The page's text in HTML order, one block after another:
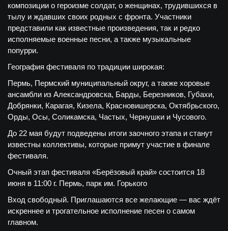
композиции о героизме солдат, о женщинах, трудившихся в
тылу и ждавших своих родных с фронта. Участники
представили как известные произведения, так и редко
исполняемые военные песни, а также музыкальные
попурри.
География фестиваля по традиции широкая:
Пермь, Пермский муниципальный округ, а также хоровые
ансамбли из Александровска, Барды, Березников, Губахи,
Добрянки, Карагая, Кизела, Красновишерска, Октябрьского,
Орды, Осы, Соликамска, Частых, Чернушки и Чусового.
До 22 мая будут подведены итоги заочного этапа и станут
известны коллективы, которые примут участие в финале
фестиваля.
Очный этап фестиваля «Берёзовый край» состоится 18
июня в 11:00 г. Пермь, парк им. Горького
Вход свободный. Приглашаются все желающие — вас ждёт
искреннее и трогательное исполнение песен о самом
главном.